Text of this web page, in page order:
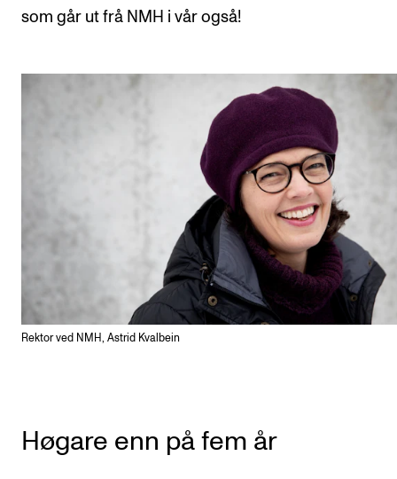
Betalte spilleoppdrag
Velferd og helse
Etter noter nyhetsbrev
KONTAKTER
Organisasjon
som går ut frå NMH i vår også!
Rektor ved NMH, Astrid Kvalbein
Høgare enn på fem år